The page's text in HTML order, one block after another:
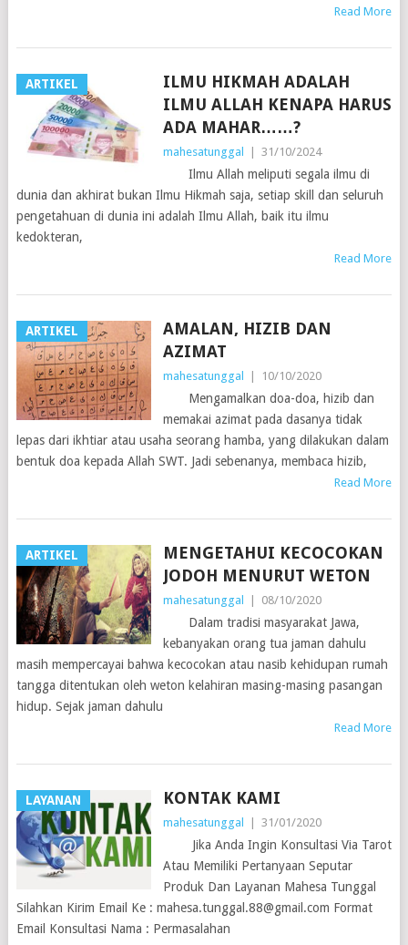
Read More
ARTIKEL
ILMU HIKMAH ADALAH
ILMU ALLAH KENAPA HARUS
ADA MAHAR……?
mahesatunggal | 31/10/2024
Ilmu Allah meliputi segala ilmu di
dunia dan akhirat bukan Ilmu Hikmah saja, setiap skill dan seluruh
pengetahuan di dunia ini adalah Ilmu Allah, baik itu ilmu
kedokteran,
Read More
ARTIKEL
AMALAN, HIZIB DAN
AZIMAT
mahesatunggal | 10/10/2020
Mengamalkan doa-doa, hizib dan
memakai azimat pada dasanya tidak
lepas dari ikhtiar atau usaha seorang hamba, yang dilakukan dalam
bentuk doa kepada Allah SWT. Jadi sebenanya, membaca hizib,
Read More
ARTIKEL
MENGETAHUI KECOCOKAN
JODOH MENURUT WETON
mahesatunggal | 08/10/2020
Dalam tradisi masyarakat Jawa,
kebanyakan orang tua jaman dahulu
masih mempercayai bahwa kecocokan atau nasib kehidupan rumah
tangga ditentukan oleh weton kelahiran masing-masing pasangan
hidup. Sejak jaman dahulu
Read More
LAYANAN KONTAK KAMI
mahesatunggal | 31/01/2020
Jika Anda Ingin Konsultasi Via Tarot
Atau Memiliki Pertanyaan Seputar
Produk Dan Layanan Mahesa Tunggal
Silahkan Kirim Email Ke : mahesa.tunggal.88@gmail.com Format
Email Konsultasi Nama : Permasalahan